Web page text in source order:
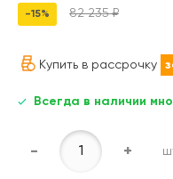
-15% 82 235 ₽
Купить в рассрочку
Всегда в наличии
- +